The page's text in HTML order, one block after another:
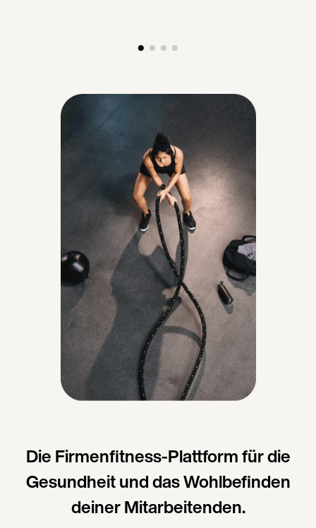
Die Firmenfitness-Plattform für die
Gesundheit und das Wohlbefinden
deiner Mitarbeitenden.